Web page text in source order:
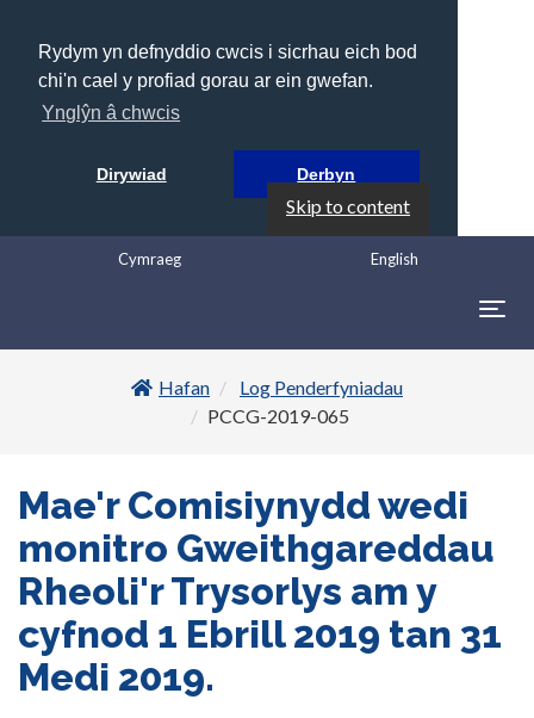
Rydym yn defnyddio cwcis i sicrhau eich bod
chi'n cael y profiad gorau ar ein gwefan.
Ynglŷn â chwcis
Dirywiad Derbyn
Skip to content
English
Cymraeg
Hafan
Log Penderfyniadau
PCCG-2019-065
Mae'r Comisiynydd wedi
monitro Gweithgareddau
Rheoli'r Trysorlys am y
cyfnod 1 Ebrill 2019 tan 31
Medi 2019.